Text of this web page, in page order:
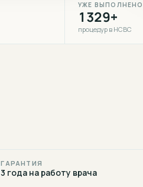
УЖЕ ВЫПОЛНЕНО
1329+
процедур в НСВС
ГАРАНТИЯ
3 года на работу врача